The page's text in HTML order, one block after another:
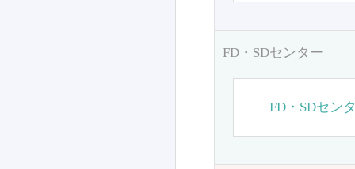
FD・SDセンター
FD・SDセン